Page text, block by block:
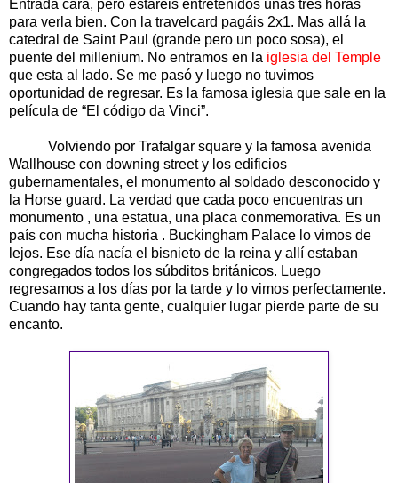
Entrada cara, pero estaréis entretenidos unas tres horas
para verla bien. Con la travelcard pagáis 2x1. Mas allá la
catedral de Saint Paul (grande pero un poco sosa), el
puente del millenium. No entramos en la iglesia del Temple
que esta al lado. Se me pasó y luego no tuvimos
oportunidad de regresar. Es la famosa iglesia que sale en la
película de “El código da Vinci”.
Volviendo por Trafalgar square y la famosa avenida
Wallhouse con downing street y los edificios
gubernamentales, el monumento al soldado desconocido y
la Horse guard. La verdad que cada poco encuentras un
monumento , una estatua, una placa conmemorativa. Es un
país con mucha historia . Buckingham Palace lo vimos de
lejos. Ese día nacía el bisnieto de la reina y allí estaban
congregados todos los súbditos británicos. Luego
regresamos a los días por la tarde y lo vimos perfectamente.
Cuando hay tanta gente, cualquier lugar pierde parte de su
encanto.